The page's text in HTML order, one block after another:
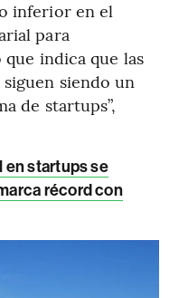
inferior en el
para
indica que las
siendo un
de startups”,
en startups se
récord con